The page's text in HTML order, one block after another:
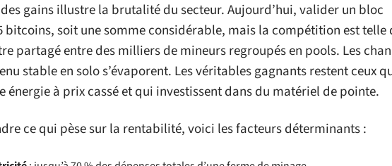
gains illustre la brutalité du secteur. Aujourd’hui, valider un bloc
bitcoins, soit une somme considérable, mais la compétition est telle
partagé entre des milliers de mineurs regroupés en pools. Les
stable en solo s’évaporent. Les véritables gagnants restent ceux
énergie à prix cassé et qui investissent dans du matériel de pointe.
ce qui pèse sur la rentabilité, voici les facteurs déterminants :